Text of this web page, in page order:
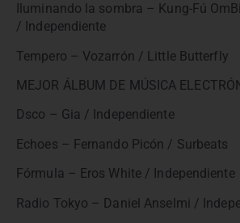
Iluminando la sombra – Kung-Fú
/ Independiente
Tempero – Vozarrón / Little Butterfly
MEJOR ÁLBUM DE MÚSICA
Dsco – Gia / Independiente
Echoes – Fernando Picón / Surbeats
Fórmula – Eros White / Independiente
Radio Tokyo – Daniel Anselmi /